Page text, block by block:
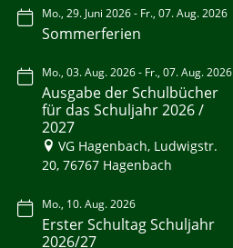
Mo., 29. Juni 2026 - Fr., 07. Aug. 2026
Sommerferien
Mo., 03. Aug. 2026 - Fr., 07. Aug. 2026
Ausgabe der Schulbücher
für das Schuljahr 2026 /
2027
VG Hagenbach, Ludwigstr.
20, 76767 Hagenbach
Mo., 10. Aug. 2026
Erster Schultag Schuljahr
2026/27